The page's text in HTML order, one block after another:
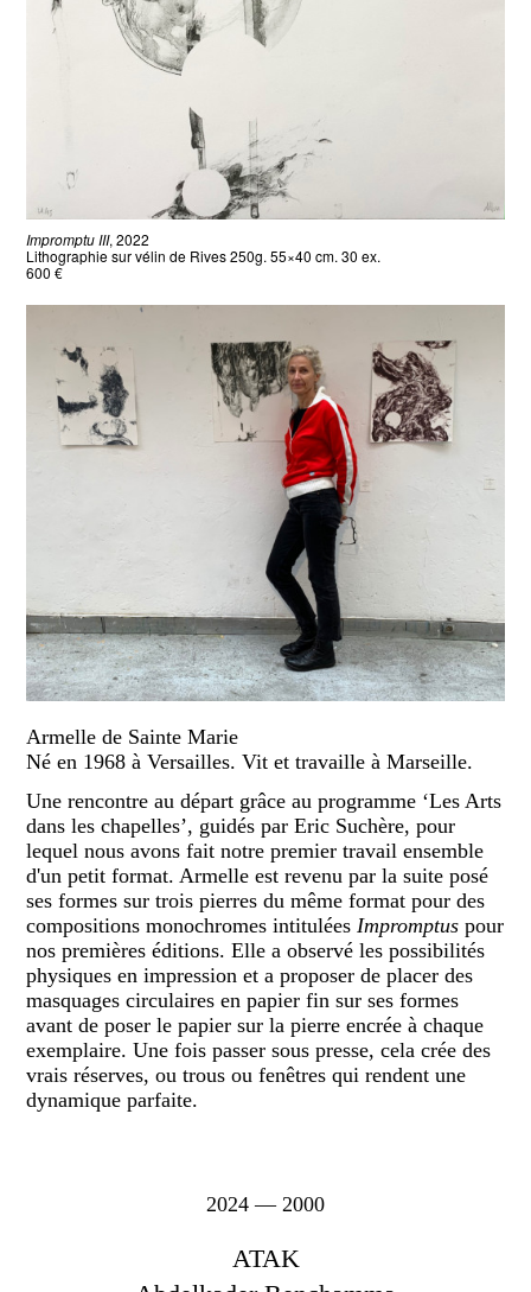
Impromptu III, 2022
Lithographie sur vélin de Rives 250g. 55×40 cm. 30 ex.
600 €
Armelle de Sainte Marie
Né en 1968 à Versailles. Vit et travaille à Marseille.
Une rencontre au départ grâce au programme ‘Les Arts
dans les chapelles’, guidés par Eric Suchère, pour
lequel nous avons fait notre premier travail ensemble
d'un petit format. Armelle est revenu par la suite posé
ses formes sur trois pierres du même format pour des
compositions monochromes intitulées Impromptuspour
nos premières éditions. Elle a observé les possibilités
physiques en impression et a proposer de placer des
masquages circulaires en papier fin sur ses formes
avant de poser le papier sur la pierre encrée à chaque
exemplaire. Une fois passer sous presse, cela crée des
vrais réserves, ou trous ou fenêtres qui rendent une
dynamique parfaite.
2024 — 2000
ATAK